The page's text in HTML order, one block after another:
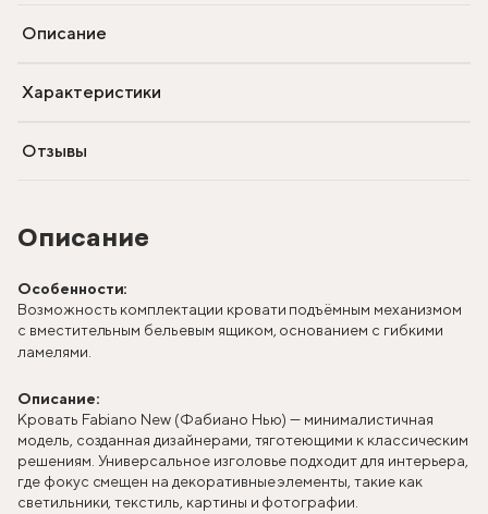
Описание
Особенности:
Возможность комплектации кровати подъёмным механизмом
с вместительным бельевым ящиком, основанием с гибкими
ламелями.
Описание:
Кровать Fabiano New (Фабиано Нью) — минималистичная
модель, созданная дизайнерами, тяготеющими к классическим
решениям. Универсальное изголовье подходит для интерьера,
где фокус смещен на декоративные элементы, такие как
светильники, текстиль, картины и фотографии.
Описание
Характеристики
Отзывы